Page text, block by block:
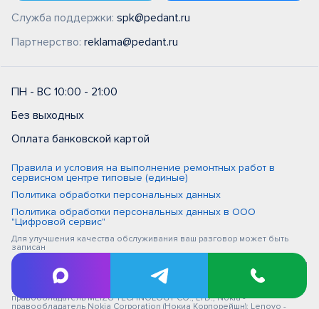
Служба поддержки: spk@pedant.ru
Партнерство: reklama@pedant.ru
ПН - ВС 10:00 - 21:00
Без выходных
Оплата банковской картой
Правила и условия на выполнение ремонтных работ в
сервисном центре типовые (единые)
Политика обработки персональных данных
Политика обработки персональных данных в ООО
"Цифровой сервис"
Для улучшения качества обслуживания ваш разговор может быть
записан
iPhone, Macbook, iPad - правообладатель Apple Inc. (Эпл Инк.); Huawei и
Honor - правообладатель HUAWEI TECHNOLOGIES CO., LTD. (ХУАВЕЙ
ТЕКНОЛОДЖИС КО., ЛТД.); Samsung – правообладатель Samsung
Electronics Co. Ltd. (Самсунг Электроникс Ко., Лтд.); MEIZU -
правообладатель MEIZU TECHNOLOGY CO., LTD.; Nokia -
правообладатель Nokia Corporation (Нокиа Корпорейшн); Lenovo -